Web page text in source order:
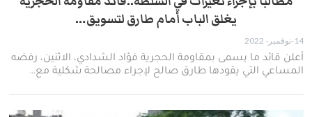
يغلق الباب أمام طارق لتسويق…
14-نوفمبر- 2022
أعلن قائد ما يسمى بمقاومة الحجرية فؤاد الشدادي، الاثنين، رفضه
المساعي التي يقودها طارق صالح لإجراء مصالحة شكلية مع…